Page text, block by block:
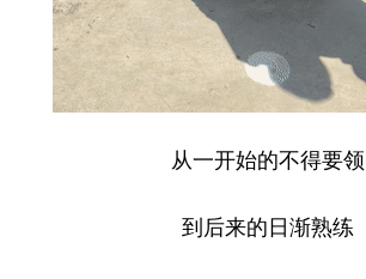
从一开始的不得要领
到后来的日渐熟练